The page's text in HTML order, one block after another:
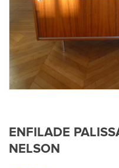
ENFILADE
NELSON